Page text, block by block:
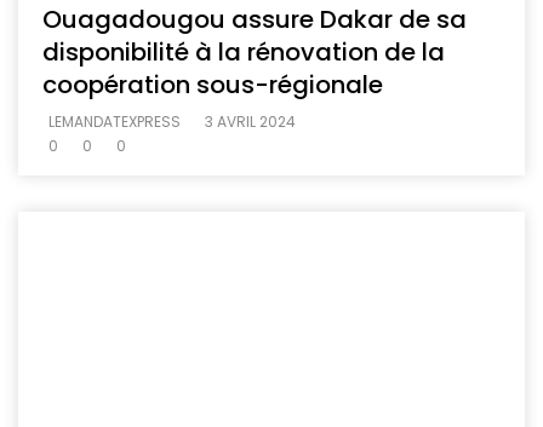
Ouagadougou assure Dakar de sa
disponibilité à la rénovation de la
coopération sous-régionale
LEMANDATEXPRESS
3 AVRIL 2024
0
0 0